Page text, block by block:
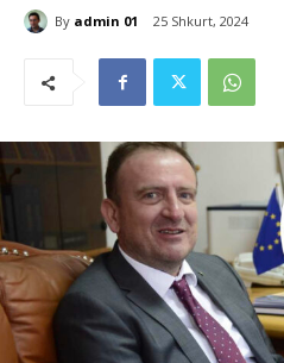
By admin 01 25 Shkurt, 2024